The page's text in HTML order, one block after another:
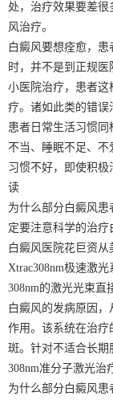
处，治疗效果要差
风治疗。
白癜风要想痊愈，
时，并不是到正规
小医院治疗，患者
疗。诸如此类的错
患者日常生活习惯
不当、睡眠不足、
习惯不好，即使积
读
为什么部分白癜风
定要注意科学的治
白癜风医院花巨资
Xtrac308nm极速激
308nm的激光光束直
白癜风的发病原因
作用。该系统在治疗
斑。针对不适合长期
308nm准分子激光治
为什么部分白癜风